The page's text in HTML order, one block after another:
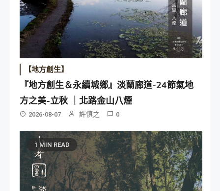
【地方創生】
『地方創生＆永續城鄉』淡蘭廊道-24節氣地
方之美-立秋 ｜北路金山八煙
2026-08-07 許慎之 0
1 MIN READ